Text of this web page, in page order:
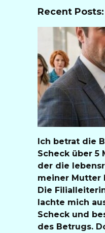
Recent Posts:
Ich betrat die
Scheck über 5
der die
meiner Mutter
Die
lachte mich
Scheck und
des Betrugs.